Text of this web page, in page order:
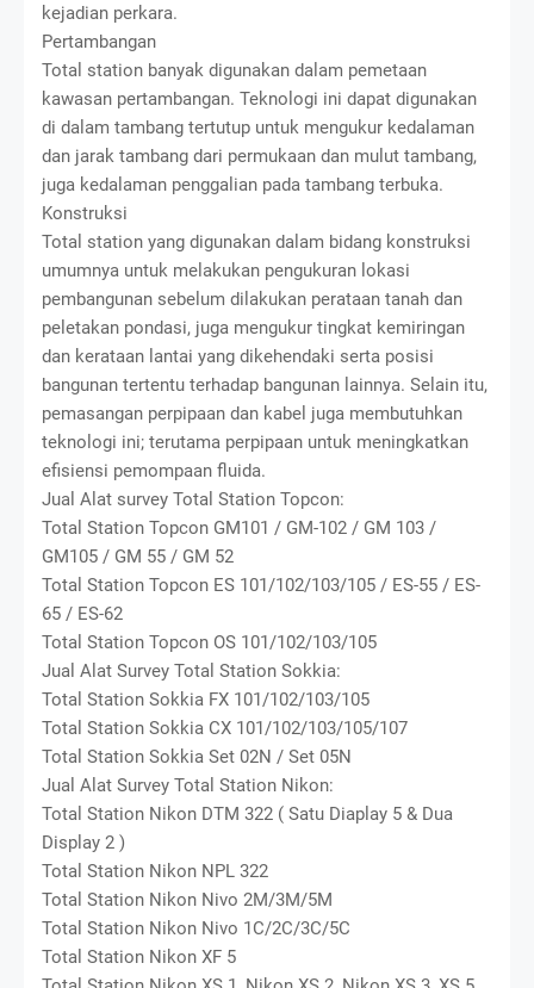
kejadian perkara.
Pertambangan
Total station banyak digunakan dalam pemetaan
kawasan pertambangan. Teknologi ini dapat digunakan
di dalam tambang tertutup untuk mengukur kedalaman
dan jarak tambang dari permukaan dan mulut tambang,
juga kedalaman penggalian pada tambang terbuka.
Konstruksi
Total station yang digunakan dalam bidang konstruksi
umumnya untuk melakukan pengukuran lokasi
pembangunan sebelum dilakukan perataan tanah dan
peletakan pondasi, juga mengukur tingkat kemiringan
dan kerataan lantai yang dikehendaki serta posisi
bangunan tertentu terhadap bangunan lainnya. Selain itu,
pemasangan perpipaan dan kabel juga membutuhkan
teknologi ini; terutama perpipaan untuk meningkatkan
efisiensi pemompaan fluida.
Jual Alat survey Total Station Topcon:
Total Station Topcon GM101 / GM-102 / GM 103 /
GM105 / GM 55 / GM 52
Total Station Topcon ES 101/102/103/105 / ES-55 / ES-
65 / ES-62
Total Station Topcon OS 101/102/103/105
Jual Alat Survey Total Station Sokkia:
Total Station Sokkia FX 101/102/103/105
Total Station Sokkia CX 101/102/103/105/107
Total Station Sokkia Set 02N / Set 05N
Jual Alat Survey Total Station Nikon:
Total Station Nikon DTM 322 ( Satu Diaplay 5 & Dua
Display 2 )
Total Station Nikon NPL 322
Total Station Nikon Nivo 2M/3M/5M
Total Station Nikon Nivo 1C/2C/3C/5C
Total Station Nikon XF 5